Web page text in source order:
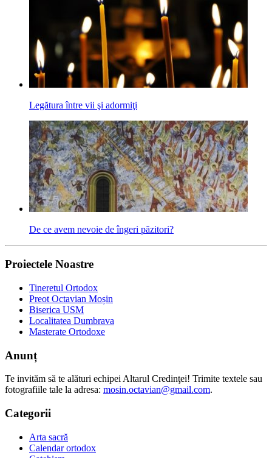
Legătura între vii şi adormiţi
De ce avem nevoie de îngeri păzitori?
Proiectele Noastre
Tineretul Ortodox
Preot Octavian Moșin
Biserica USM
Localitatea Dumbrava
Masterate Ortodoxe
Anunț
Te invităm să te alături echipei Altarul Credinţei! Trimite textele sau
fotografiile tale la adresa: mosin.octavian@gmail.com.
Categorii
Arta sacră
Calendar ortodox